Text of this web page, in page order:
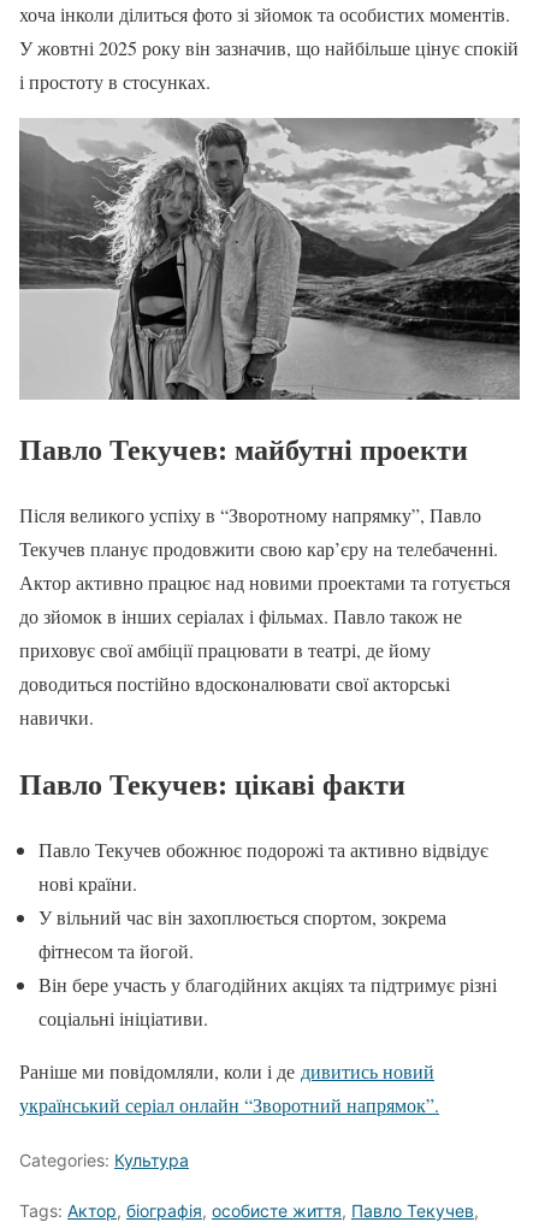
хоча інколи ділиться фото зі зйомок та особистих моментів.
У жовтні 2025 року він зазначив, що найбільше цінує спокій
і простоту в стосунках.
Павло Текучев: майбутні проекти
Після великого успіху в “Зворотному напрямку”, Павло
Текучев планує продовжити свою кар’єру на телебаченні.
Актор активно працює над новими проектами та готується
до зйомок в інших серіалах і фільмах. Павло також не
приховує свої амбіції працювати в театрі, де йому
доводиться постійно вдосконалювати свої акторські
навички.
Павло Текучев: цікаві факти
Павло Текучев обожнює подорожі та активно відвідує
нові країни.
У вільний час він захоплюється спортом, зокрема
фітнесом та йогой.
Він бере участь у благодійних акціях та підтримує різні
соціальні ініціативи.
Раніше ми повідомляли, коли і де дивитись новий
український серіал онлайн “Зворотний напрямок”.
Categories: Культура
Tags: Актор, біографія, особисте життя, Павло Текучев,